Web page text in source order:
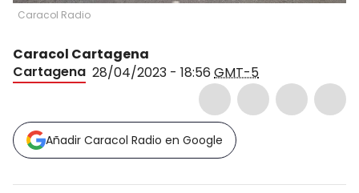
Caracol Radio
Caracol Cartagena
Cartagena 28/04/2023 - 18:56 GMT-5
Añadir Caracol Radio en Google